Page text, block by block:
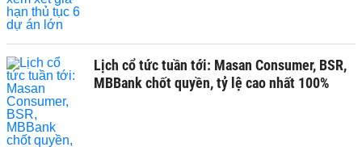
Lịch cổ tức tuần tới: Masan Consumer, BSR,
MBBank chốt quyền, tỷ lệ cao nhất 100%